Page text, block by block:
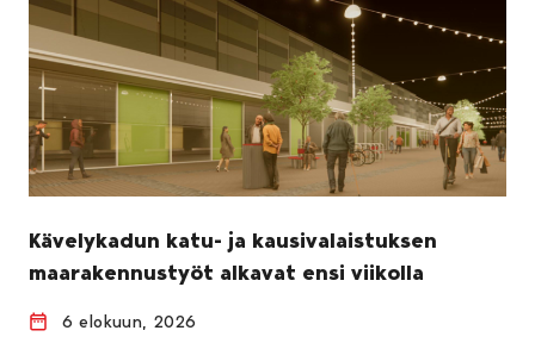
Kävelykadun katu- ja kausivalaistuksen
maarakennustyöt alkavat ensi viikolla
6 elokuun, 2026